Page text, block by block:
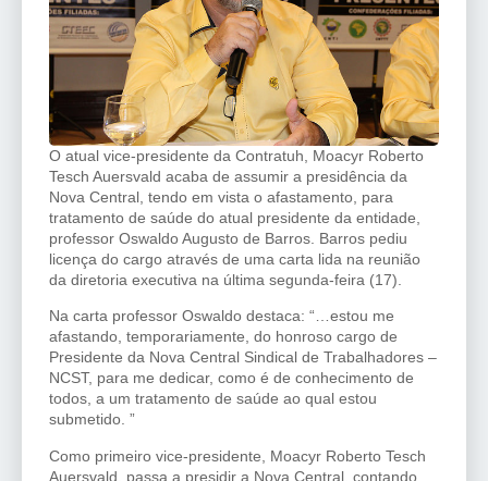
O atual vice-presidente da Contratuh, Moacyr Roberto
Tesch Auersvald acaba de assumir a presidência da
Nova Central, tendo em vista o afastamento, para
tratamento de saúde do atual presidente da entidade,
professor Oswaldo Augusto de Barros. Barros pediu
licença do cargo através de uma carta lida na reunião
da diretoria executiva na última segunda-feira (17).
Na carta professor Oswaldo destaca: “…estou me
afastando, temporariamente, do honroso cargo de
Presidente da Nova Central Sindical de Trabalhadores –
NCST, para me dedicar, como é de conhecimento de
todos, a um tratamento de saúde ao qual estou
submetido. ”
Como primeiro vice-presidente, Moacyr Roberto Tesch
Auersvald, passa a presidir a Nova Central, contando